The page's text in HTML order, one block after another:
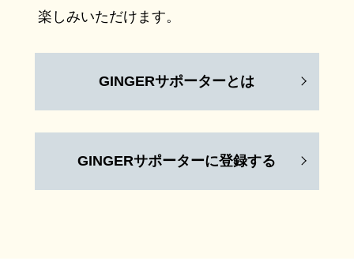
楽しみいただけます。
GINGERサポーターとは
GINGERサポーターに登録する